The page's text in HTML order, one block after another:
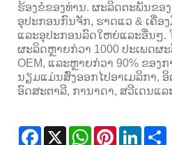
ຮ້ອງຂໍຂອງທ່ານ. ຜະລິດຕະພັນຂອ
ອຸປະກອນກົນຈັກ, ຮາດແວ & ເຄື່ອ
ແລະອຸປະກອນລົດໃຫຍ່ແລະອື່ນໆ.
ຜະລິດຫຼາຍກ່ວາ 1000 ປະເພດຜ
OEM, ແລະຫຼາຍກ່ວາ 90% ຂອງ
ນຽມແມ່ນສົ່ງອອກໄປອາເມລິກາ, ອິ
ອົດສະຕາລີ, ການາດາ, ສວີເດນແລ
Facebook
X WhatsAppPinterest